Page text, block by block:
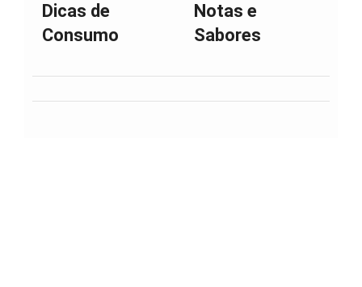
Dicas de
Consumo
Notas e
Sabores